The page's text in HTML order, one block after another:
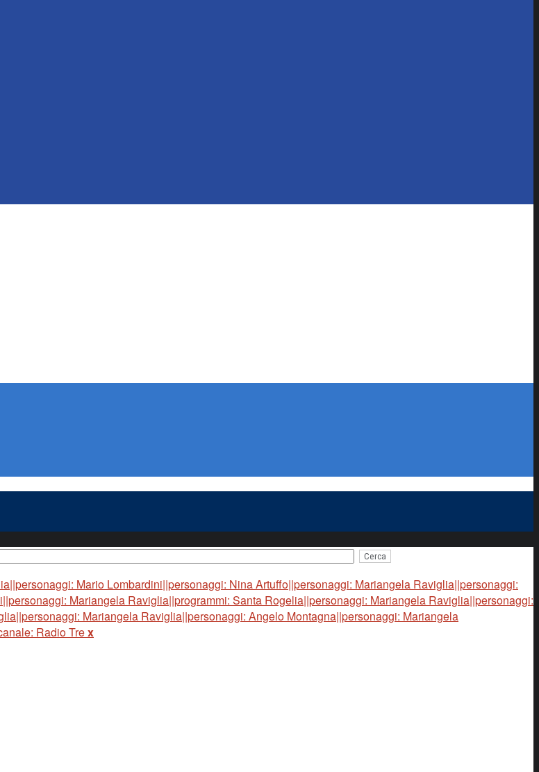
Mario Lombardini||personaggi: Nina Artuffo||personaggi: Mariangela Raviglia||personaggi:
Mariangela Raviglia||programmi: Santa Rogelia||personaggi: Mariangela Raviglia||personaggi:
Mariangela Raviglia||personaggi: Angelo Montagna||personaggi: Mariangela
Radio Trex